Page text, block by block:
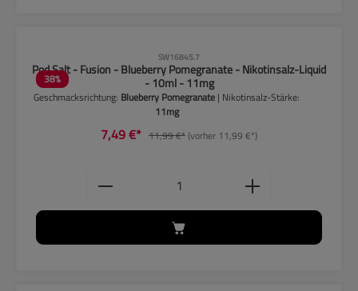
38%
SW16845.7
Pod Salt - Fusion - Blueberry Pomegranate - Nikotinsalz-Liquid
- 10ml - 11mg
Geschmacksrichtung: Blueberry Pomegranate | Nikotinsalz-Stärke:
11mg
7,49 €* 11,99 €*(vorher 11,99 €*)
Produkt Anzahl: Gib den